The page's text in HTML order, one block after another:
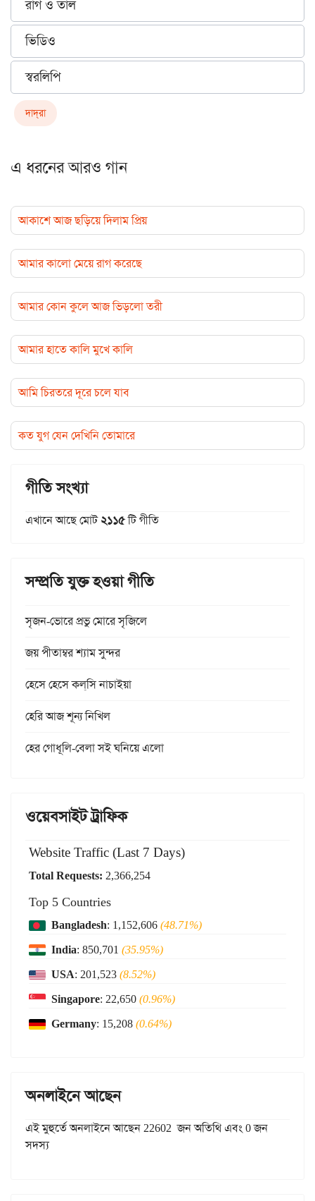
রাগ ও তাল
ভিডিও
স্বরলিপি
দাদ্‌রা
এ ধরনের আরও গান
আকাশে আজ ছড়িয়ে দিলাম প্রিয়
আমার কালো মেয়ে রাগ করেছে
আমার কোন কুলে আজ ভিড়লো তরী
আমার হাতে কালি মুখে কালি
আমি চিরতরে দূরে চলে যাব
কত যুগ যেন দেখিনি তোমারে
গীতি সংখ্যা
এখানে আছে মোট২১১৫টি গীতি
সম্প্রতি যুক্ত হওয়া গীতি
সৃজন-ভোরে প্রভু মোরে সৃজিলে
জয় পীতাম্বর শ্যাম সুন্দর
হেসে হেসে কল্‌সি নাচাইয়া
হেরি আজ শূন্য নিখিল
হের গোধূলি-বেলা সই ঘনিয়ে এলো
ওয়েবসাইট ট্রাফিক
Website Traffic (Last 7 Days)
Total Requests: 2,366,254
Top 5 Countries
Bangladesh: 1,152,606(48.71%)
India: 850,701 (35.95%)
USA: 201,523(8.52%)
Singapore: 22,650(0.96%)
Germany: 15,208(0.64%)
অনলাইনে আছেন
এই মুহুর্তে অনলাইনে আছেন 22602 জন অতিথি এবং 0 জন
সদস্য